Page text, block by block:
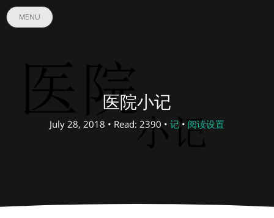
MENU
医院小记
July 28, 2018 • Read: 2390 • 记• 阅读设置